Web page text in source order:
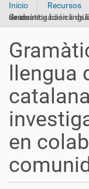
Inicio Recursos
Gramàtica bàsica de la llengua de signes catalana: un ejemplo de investigación lingüística en colaboración con la comunidad sorda
llengua
en